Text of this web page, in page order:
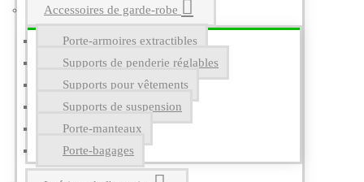
Accessoires de garde-robe
Porte-armoires extractibles
Supports de penderie réglables
Supports pour vêtements
Supports de suspension
Porte-manteaux
Porte-bagages